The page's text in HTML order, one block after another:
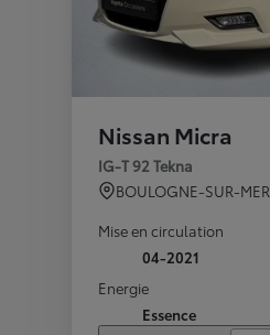
Nissan Micra
IG-T 92 Tekna
BOULOGNE-SUR-MER
Mise en circulation
04-2021
Energie
Essence